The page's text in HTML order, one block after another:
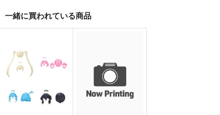
信濃
サンプル サンプル
タ編Vol.3
芬蘭堂
2,500 円（税込）
サンプル
シオサイ。
円（税込）
一緒に買われている商品